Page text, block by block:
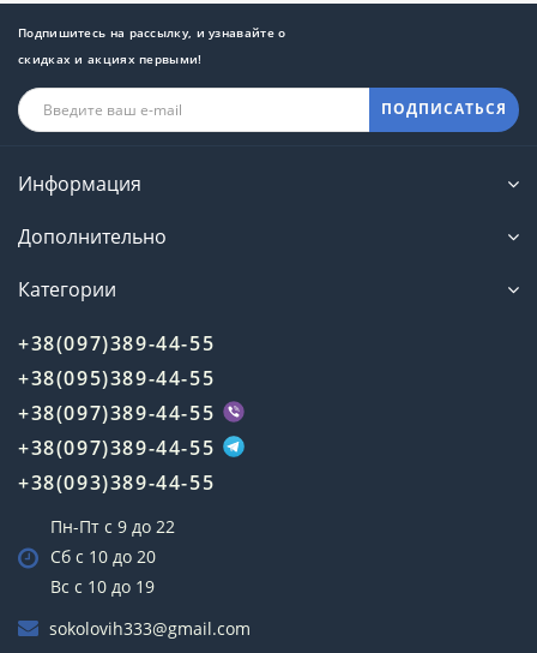
Подпишитесь на рассылку, и узнавайте о
скидках и акциях первыми!
ПОДПИСАТЬСЯ
Информация
Дополнительно
Категории
+38(097)389-44-55
+38(095)389-44-55
+38(097)389-44-55
+38(097)389-44-55
+38(093)389-44-55
Пн-Пт с 9 до 22
Сб с 10 до 20
Вс с 10 до 19
sokolovih333@gmail.com